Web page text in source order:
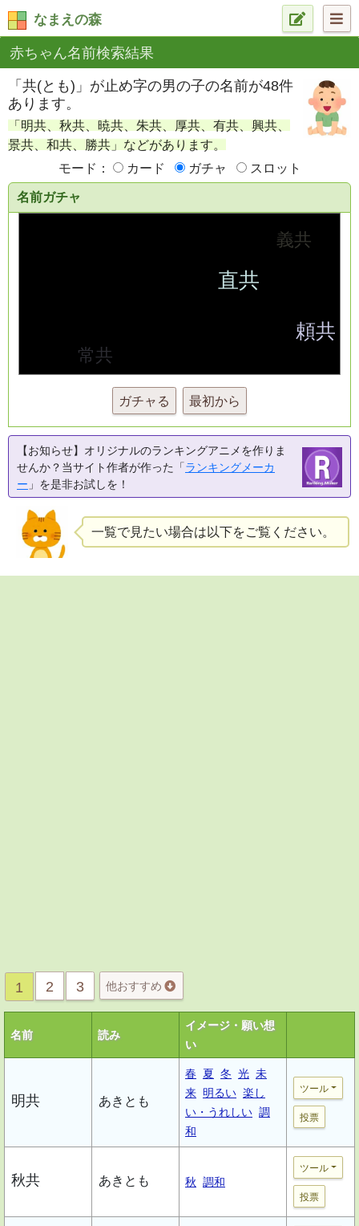
なまえの森
赤ちゃん名前検索結果
「共(とも)」が止め字の男の子の名前が48件
あります。
「明共、秋共、暁共、朱共、厚共、有共、興共、
景共、和共、勝共」などがあります。
モード：
カード ガチャ スロット
名前ガチャ
ガチャる 最初から
【お知らせ】オリジナルのランキングアニメを作りま
せんか？当サイト作者が作った「ランキングメーカ
ー 」を是非お試しを！
一覧で見たい場合は以下をご覧ください。
1 2 3 他おすすめ
名前 読み
イメージ・願い想
い
明共 あきとも
春 夏 冬 光 未
来 明るい 楽し
い・うれしい 調
和
ツール
投票
秋共 あきとも 秋 調和
ツール
投票